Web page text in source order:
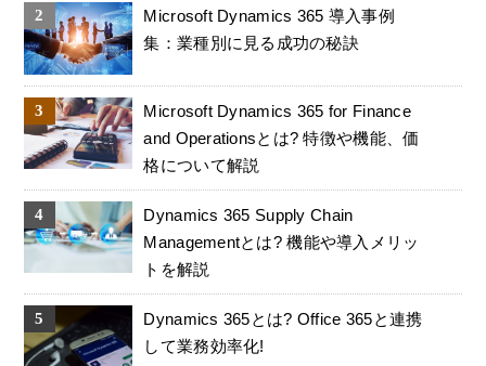
Microsoft Dynamics 365 導入事例
集：業種別に見る成功の秘訣
Microsoft Dynamics 365 for Finance
and Operationsとは? 特徴や機能、価
格について解説
Dynamics 365 Supply Chain
Managementとは? 機能や導入メリッ
トを解説
Dynamics 365とは? Office 365と連携
して業務効率化!